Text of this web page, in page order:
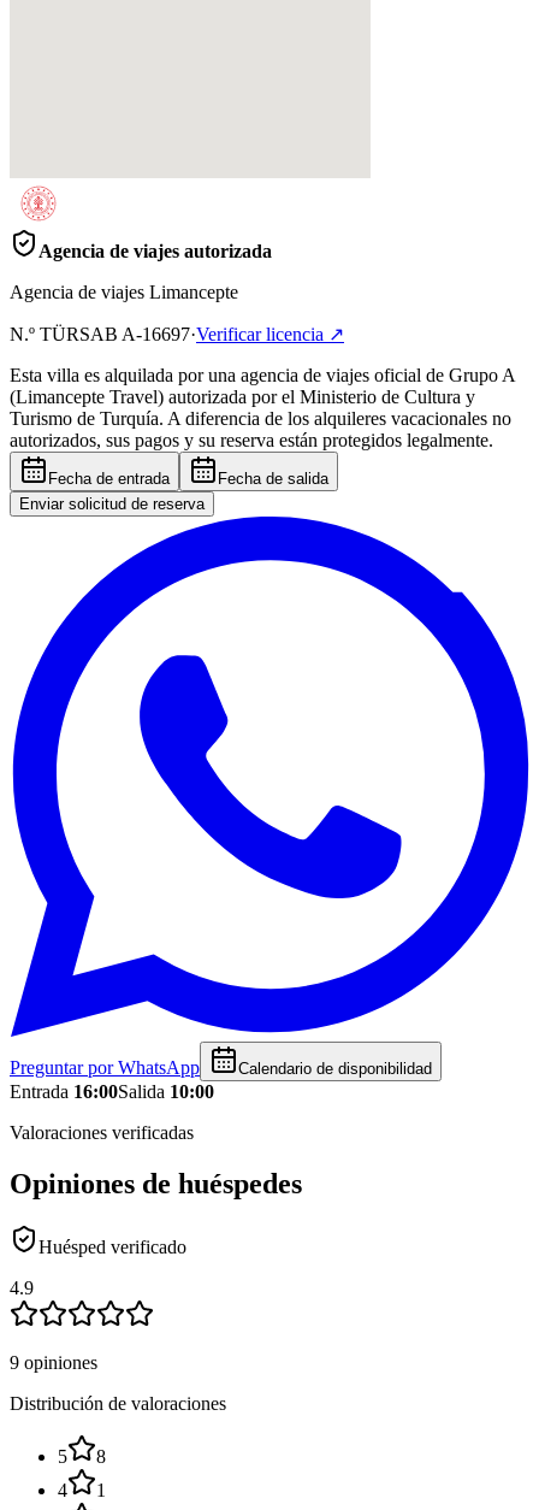
Agencia de viajes autorizada
Agencia de viajes Limancepte
N.º TÜRSAB A-16697·Verificar licencia ↗
Esta villa es alquilada por una agencia de viajes oficial de Grupo A
(Limancepte Travel) autorizada por el Ministerio de Cultura y
Turismo de Turquía. A diferencia de los alquileres vacacionales no
autorizados, sus pagos y su reserva están protegidos legalmente.
Fecha de entrada
Fecha de salida
Enviar solicitud de reserva
Preguntar por WhatsApp Calendario de disponibilidad
Entrada 16:00Salida 10:00
Valoraciones verificadas
Opiniones de huéspedes
Huésped verificado
4.9
9 opiniones
Distribución de valoraciones
5
8
4
1